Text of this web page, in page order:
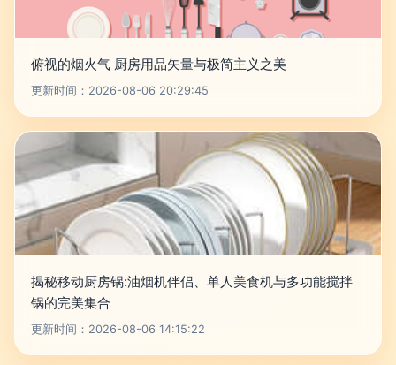
俯视的烟火气 厨房用品矢量与极简主义之美
更新时间：2026-08-06 20:29:45
揭秘移动厨房锅:油烟机伴侣、单人美食机与多功能搅拌
锅的完美集合
更新时间：2026-08-06 14:15:22